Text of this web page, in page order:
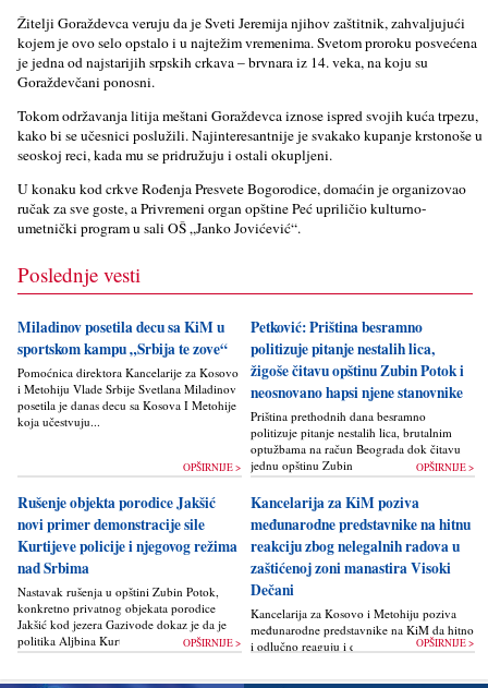
Žitelji Goraždevca veruju da je Sveti Jeremija njihov zaštitnik, zahvaljujući
kojem je ovo selo opstalo i u najtežim vremenima. Svetom proroku posvećena
je jedna od najstarijih srpskih crkava – brvnara iz 14. veka, na koju su
Goraždevčani ponosni.
Tokom održavanja litija meštani Goraždevca iznose ispred svojih kuća trpezu,
kako bi se učesnici poslužili. Najinteresantnije je svakako kupanje krstonoše u
seoskoj reci, kada mu se pridružuju i ostali okupljeni.
U konaku kod crkve Rođenja Presvete Bogorodice, domaćin je organizovao
ručak za sve goste, a Privremeni organ opštine Peć upriličio kulturno-
umetnički program u sali OŠ „Janko Jovićević“.
Poslednje vesti
Miladinov posetila decu sa KiM u
sportskom kampu „Srbija te zove“
Pomoćnica direktora Kancelarije za Kosovo
i Metohiju Vlade Srbije Svetlana Miladinov
posetila je danas decu sa Kosova I Metohije
koja učestvuju...
OPŠIRNIJE >
Petković: Priština besramno
politizuje pitanje nestalih lica,
žigoše čitavu opštinu Zubin Potok i
neosnovano hapsi njene stanovnike
Priština prethodnih dana besramno
politizuje pitanje nestalih lica, brutalnim
optužbama na račun Beograda dok čitavu
jednu opštinu Zubin Potok žigoše...OPŠIRNIJE >
Rušenje objekta porodice Jakšić
novi primer demonstracije sile
Kurtijeve policije i njegovog režima
nad Srbima
Nastavak rušenja u opštini Zubin Potok,
konkretno privatnog objekata porodice
Jakšić kod jezera Gazivode dokaz je da je
politika Alјbina Kurtija...
OPŠIRNIJE >
Kancelarija za KiM poziva
međunarodne predstavnike na hitnu
reakciju zbog nelegalnih radova u
zaštićenoj zoni manastira Visoki
Dečani
Kancelarija za Kosovo i Metohiju poziva
međunarodne predstavnike na KiM da hitno
i odlučno reaguju i da bez odlaganja
građevinskih...
OPŠIRNIJE >